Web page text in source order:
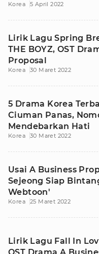
Korea 5 April 2022
Lirik Lagu Spring
THE BOYZ, OST
Proposal
Korea 30 Maret 2022
5 Drama Korea
Ciuman Panas,
Mendebarkan Hati
Korea 30 Maret 2022
Usai A Business
Sejeong Siap
Webtoon'
Korea 25 Maret 2022
Lirik Lagu Fall In